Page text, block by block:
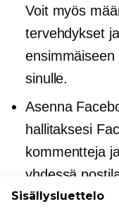
Voit myös
tervehdykset
sinulle.
Asenna
hallitaksesi
kommentteja
yhdessä
asiakkaisiisi
Sisällysluettelo